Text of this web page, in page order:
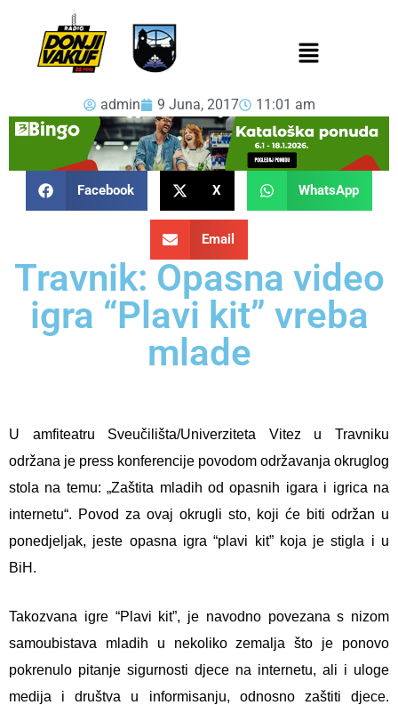
admin 9 Juna, 2017 11:01 am
Facebook X WhatsApp
Email
Travnik: Opasna video
igra “Plavi kit” vreba
mlade
U amfiteatru Sveučilišta/Univerziteta Vitez u Travniku
održana je press konferencije povodom održavanja okruglog
stola na temu: „Zaštita mladih od opasnih igara i igrica na
internetu“. Povod za ovaj okrugli sto, koji će biti održan u
ponedjeljak, jeste opasna igra “plavi kit” koja je stigla i u
BiH.
Takozvana igre “Plavi kit”, je navodno povezana s nizom
samoubistava mladih u nekoliko zemalja što je ponovo
pokrenulo pitanje sigurnosti djece na internetu, ali i uloge
medija i društva u informisanju, odnosno zaštiti djece.